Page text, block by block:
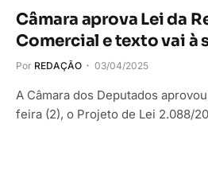
Câmara aprova Lei da
Comercial e texto vai à
Por REDAÇÃO 03/04/2025
A Câmara dos Deputados
feira (2), o Projeto de Lei 2.088/